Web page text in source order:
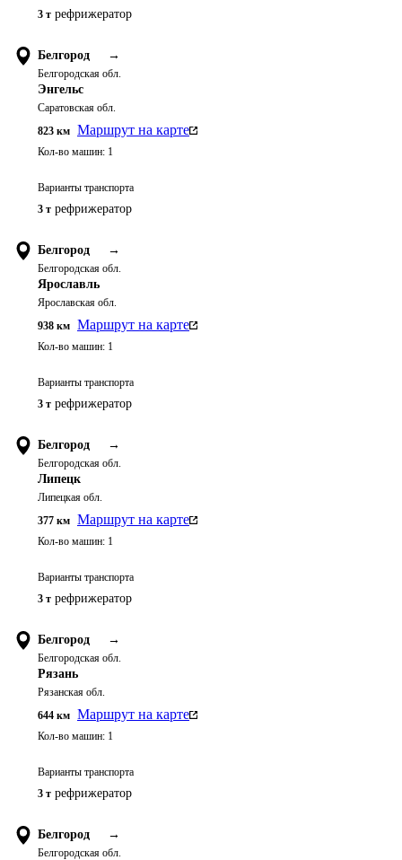
3 т рефрижератор
Белгород →
Белгородская обл.
Энгельс
Саратовская обл.
823 км Маршрут на карте
Кол-во машин: 1
Варианты транспорта
3 т рефрижератор
Белгород →
Белгородская обл.
Ярославль
Ярославская обл.
938 км Маршрут на карте
Кол-во машин: 1
Варианты транспорта
3 т рефрижератор
Белгород →
Белгородская обл.
Липецк
Липецкая обл.
377 км Маршрут на карте
Кол-во машин: 1
Варианты транспорта
3 т рефрижератор
Белгород →
Белгородская обл.
Рязань
Рязанская обл.
644 км Маршрут на карте
Кол-во машин: 1
Варианты транспорта
3 т рефрижератор
Белгород →
Белгородская обл.